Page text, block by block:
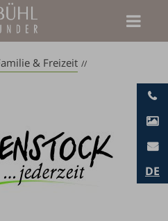
DE
& Freizeit